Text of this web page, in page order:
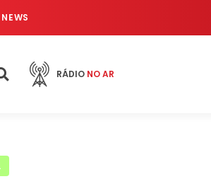
RÁDIO NO AR